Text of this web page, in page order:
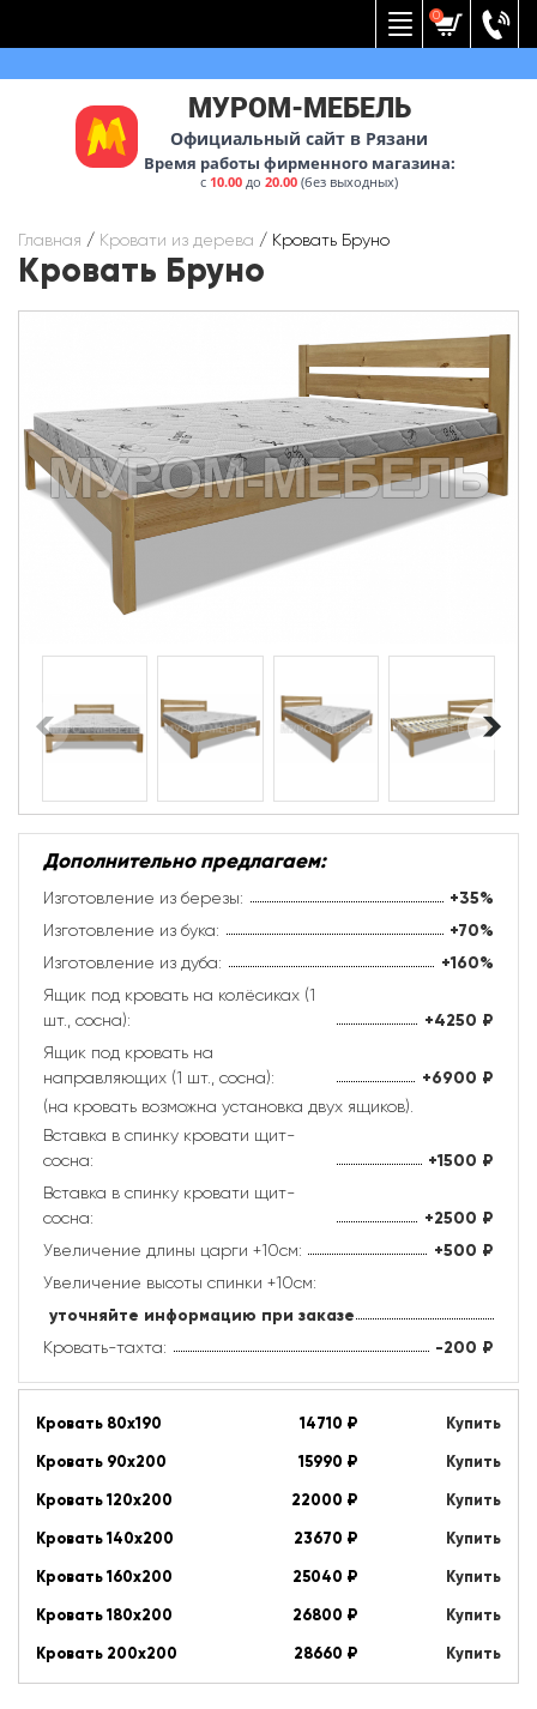
0
МУРОМ-МЕБЕЛЬ
Официальный сайт в Рязани
Время работы фирменного магазина:
с 10.00 до20.00 (без выходных)
Главная / Кровати из дерева / Кровать Бруно
Кровать Бруно
Дополнительно предлагаем:
Изготовление из березы: +35%
Изготовление из бука: +70%
Изготовление из дуба: +160%
Ящик под кровать на колёсиках (1
шт., сосна):
+4250 ₽
Ящик под кровать на
направляющих (1 шт., сосна):
+6900 ₽
(на кровать возможна установка двух ящиков).
Вставка в спинку кровати щит-
сосна:
+1500 ₽
Вставка в спинку кровати щит-
сосна:
+2500 ₽
Увеличение длины царги +10см: +500 ₽
Увеличение высоты спинки +10см:
уточняйте информацию при заказе
Кровать-тахта: -200 ₽
Кровать 80х190 14710 ₽
Купить
Кровать 90х200
15990 ₽
Купить
Кровать 120х200
22000 ₽
Купить
Кровать 140х200
23670 ₽
Купить
Кровать 160х200
25040 ₽
Купить
Кровать 180х200
26800 ₽
Купить
Кровать 200х200
28660 ₽ Купить